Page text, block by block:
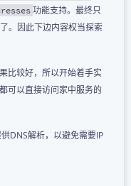
功能支持。最终只
。因此下边内容权当探索
比较好，所以开始着手实
可以直接访问家中服务的
DNS解析，以避免需要IP